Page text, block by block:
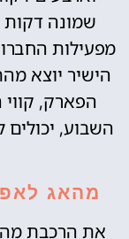
שמונה דקות
הפארק, קווי
השבוע, יכולים
מהאג